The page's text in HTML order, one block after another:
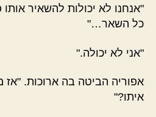
"אנחנו לא יכולות להשאיר
כל השאר…"
"אני לא יכולה."
אפוריה הביטה בה ארוכות.
איתו?"